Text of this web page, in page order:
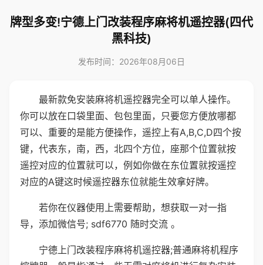
牌型多变!宁德上门改装程序麻将机遥控器(四代
黑科技)
发布时间：2026年08月06日
最新款免安装麻将机遥控器完全可以单人操作。
你可以放在口袋里面、包包里面，只要您方便放哪都
可以、重要的是能方便操作，遥控上有A,B,C,D四个按
键，代表东，南，西，北四个方位，座那个位置就按
遥控对应的位置就可以，例如你做在东位置就按遥控
对应的A键这时候遥控器东位就能生效拿好牌。
若你在仪器使用上需要帮助，想获取一对一指
导，添加微信号; sdf6770 随时交流 。
宁德上门改装程序麻将机遥控器;普通麻将机程序